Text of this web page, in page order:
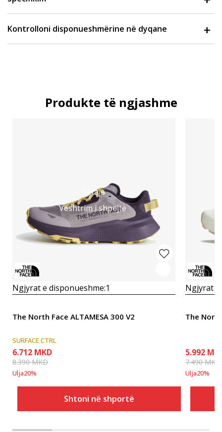
Kontrolloni disponueshmërine në dyqane
Produkte të ngjashme
Detaje
Vështrim i shpejtë
Ngjyrat e disponueshme:1
The North Face ALTAMESA 300 V2
SURFACE CTRL
6.712 MKD
8.390MKD
Ulja20%
Shtoni në shportë
Ngjyrat e
The
5.992
7.490MKD
Ulja20%